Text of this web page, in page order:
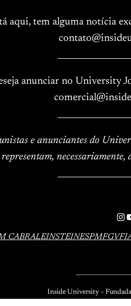
aqui, tem alguma notícia
anunciar no University
e anunciantes do
CABRALEINSTEINESPMFGV
Inside University –